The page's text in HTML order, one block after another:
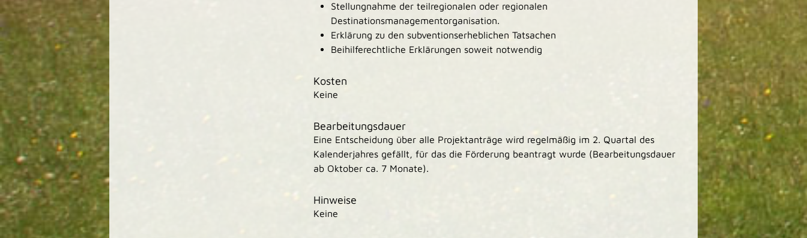
Stellungnahme der teilregionalen oder regionalen
Destinationsmanagementorganisation.
Erklärung zu den subventionserheblichen Tatsachen
Beihilferechtliche Erklärungen soweit notwendig
Kosten
Keine
Bearbeitungsdauer
Eine Entscheidung über alle Projektanträge wird regelmäßig im 2. Quartal des
Kalenderjahres gefällt, für das die Förderung beantragt wurde (Bearbeitungsdauer
ab Oktober ca. 7 Monate).
Hinweise
Keine